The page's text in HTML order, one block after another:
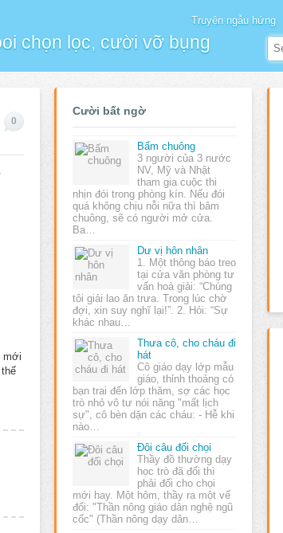
chọn lọc, cười vỡ bụng
Truyện ngẫu hứng
0
mới
Cười bất ngờ
Bấm chuông
3 người của 3 nước
NV, Mỹ và Nhật
tham gia cuộc thi
nhịn đói trong phòng kín. Nếu đói
quá không chịu nỗi nữa thì bâm
chuông, sẽ có người mở cửa.
Ba…
Dư vị hôn nhân
1. Một thông báo treo
tại cửa văn phòng tư
vấn hoà giải: “Chúng
tôi giải lao ăn trưa. Trong lúc chờ
đợi, xin suy nghĩ lại!”. 2. Hỏi: “Sự
khác nhau…
Thưa cô, cho cháu đi
hát
Cô giáo dạy lớp mẫu
giáo, thỉnh thoảng có
bạn trai đến lớp thăm, sợ các học
trò nhỏ vô tư nói năng "mất lịch
sự", cô bèn dặn các cháu: - Hễ khi
nào…
Đôi câu đối chọi
Thầy đồ thường dạy
học trò đã đối thì
phải đối cho chọi
mới hay. Một hôm, thầy ra một vế
đối: "Thần nông giáo dân nghệ ngũ
cốc" (Thần nông dạy dân…